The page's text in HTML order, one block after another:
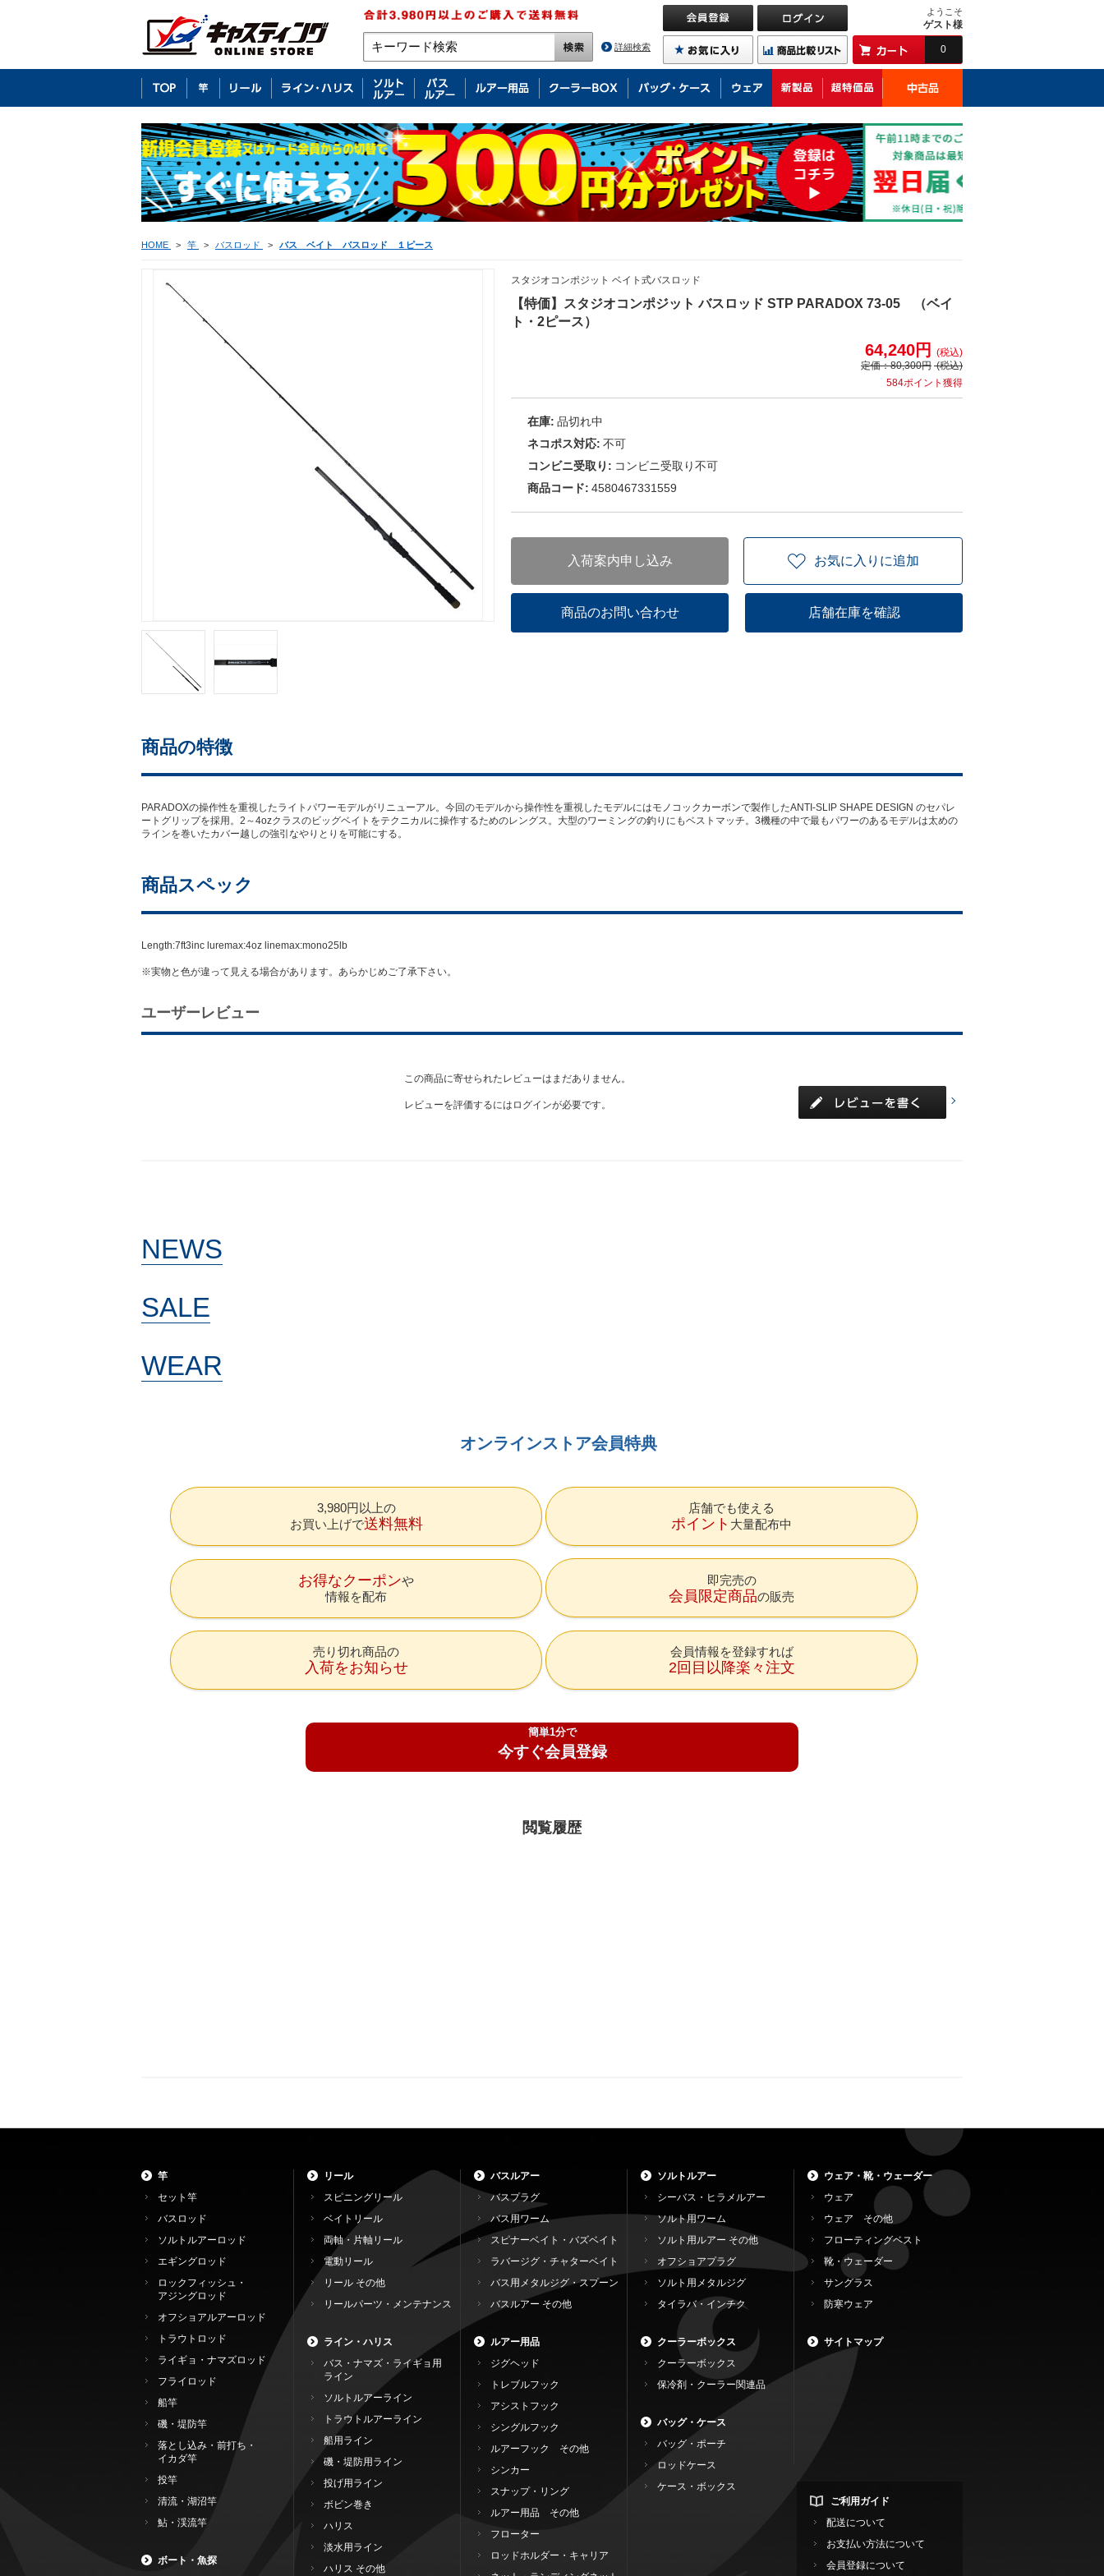
詳細検索
ようこそ
ゲスト様
0
HOME > 竿 > バスロッド > バス ベイト バスロッド １ピース
スタジオコンポジット ベイト式バスロッド
【特価】スタジオコンポジット バスロッド STP PARADOX 73-05 （ベイ
ト・2ピース）
64,240円
(税込)
定価：80,300円 (税込)
584ポイント獲得
在庫: 品切れ中
ネコポス対応: 不可
コンビニ受取り: コンビニ受取り不可
商品コード: 4580467331559
入荷案内申し込み お気に入りに追加
商品のお問い合わせ 店舗在庫を確認
商品の特徴
PARADOXの操作性を重視したライトパワーモデルがリニューアル。今回のモデルから操作性を重視したモデルにはモノコックカーボンで製作したANTI-SLIP SHAPE DESIGN のセパレ
ートグリップを採用。2～4ozクラスのビッグベイトをテクニカルに操作するためのレングス。大型のワーミングの釣りにもベストマッチ。3機種の中で最もパワーのあるモデルは太めの
ラインを巻いたカバー越しの強引なやりとりを可能にする。
商品スペック
Length:7ft3inc luremax:4oz linemax:mono25lb
※実物と色が違って見える場合があります。あらかじめご了承下さい。
ユーザーレビュー
この商品に寄せられたレビューはまだありません。
レビューを評価するには ログインが必要です。
NEWS
SALE
WEAR
オンラインストア会員特典
3,980円以上の
お買い上げで送料無料
店舗でも使える
ポイント 大量配布中
お得なクーポン
情報を配布
即完売の
会員限定商品の販売
売り切れ商品の
入荷をお知らせ
会員情報を登録すれば
2回目以降楽々注文
簡単1分で
今すぐ会員登録
閲覧履歴
竿
セット竿
バスロッド
ソルトルアーロッド
エギングロッド
ロックフィッシュ・
アジングロッド
オフショアルアーロッド
トラウトロッド
ライギョ・ナマズロッド
フライロッド
船竿
磯・堤防竿
落とし込み・前打ち・
イカダ竿
投竿
清流・湖沼竿
鮎・渓流竿
ボート・魚探
リール
スピニングリール
ベイトリール
両軸・片軸リール
電動リール
リール その他
リールパーツ・メンテナンス
ライン・ハリス
バス・ナマズ・ライギョ用
ライン
ソルトルアーライン
トラウトルアーライン
船用ライン
磯・堤防用ライン
投げ用ライン
ボビン巻き
ハリス
淡水用ライン
ハリス その他
バスルアー
バスプラグ
バス用ワーム
スピナーベイト・バズベイト
ラバージグ・チャターベイト
バス用メタルジグ・スプーン
バスルアー その他
ルアー用品
ジグヘッド
トレブルフック
アシストフック
シングルフック
ルアーフック その他
シンカー
スナップ・リング
ルアー用品 その他
フローター
ロッドホルダー・キャリア
ソルトルアー
シーバス・ヒラメルアー
ソルト用ワーム
ソルト用ルアー その他
オフショアプラグ
ソルト用メタルジグ
タイラバ・インチク
クーラーボックス
クーラーボックス
保冷剤・クーラー関連品
バッグ・ケース
バッグ・ポーチ
ロッドケース
ケース・ボックス
ウェア・靴・ウェーダー
ウェア
ウェア その他
フローティングベスト
靴・ウェーダー
サングラス
防寒ウェア
サイトマップ
ご利用ガイド
配送について
お支払い方法について
会員登録について